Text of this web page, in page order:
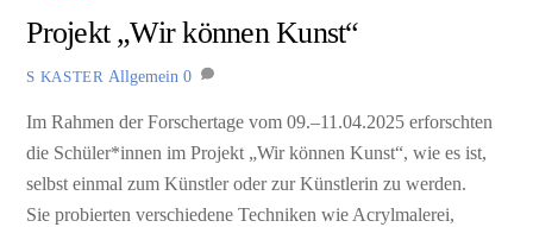
Projekt „Wir können Kunst“
S KASTER Allgemein 0
Im Rahmen der Forschertage vom 09.–11.04.2025 erforschten
die Schüler*innen im Projekt „Wir können Kunst“, wie es ist,
selbst einmal zum Künstler oder zur Künstlerin zu werden.
Sie probierten verschiedene Techniken wie Acrylmalerei,